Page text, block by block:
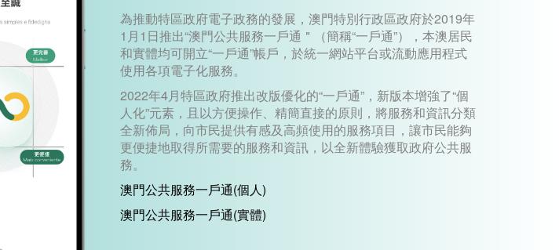
為推動特區政府電子政務的發展，澳門特別行政區政府於2019年
1月1日推出“澳門公共服務一戶通＂（簡稱“一戶通”），本澳居民
和實體均可開立“一戶通”帳戶，於統一網站平台或流動應用程式
使用各項電子化服務。
2022年4月特區政府推出改版優化的“一戶通”，新版本增強了“個
人化”元素，且以方便操作、精簡直接的原則，將服務和資訊分類
全新佈局，向市民提供有感及高頻使用的服務項目，讓市民能夠
更便捷地取得所需要的服務和資訊，以全新體驗獲取政府公共服
務。
澳門公共服務一戶通(個人)
澳門公共服務一戶通(實體)